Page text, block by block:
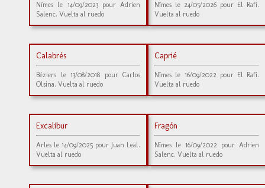
Nîmes le 14/09/2023 pour Adrien
Salenc. Vuelta al ruedo
Nîmes le 24/05/2026 pour El Rafi.
Vuelta al ruedo
Calabrés
Béziers le 13/08/2018 pour Carlos
Olsina. Vuelta al ruedo
Caprié
Nîmes le 16/09/2022 pour El Rafi.
Vuelta al ruedo
Excalibur
Arles le 14/09/2025 pour Juan Leal.
Vuelta al ruedo
Fragón
Nîmes le 16/09/2022 pour Adrien
Salenc. Vuelta al ruedo